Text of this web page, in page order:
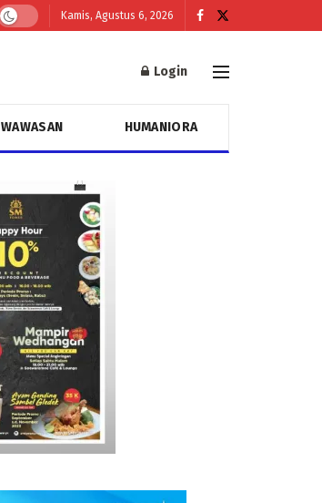
Kamis, Agustus 6, 2026
Login
WAWASAN HUMANIORA